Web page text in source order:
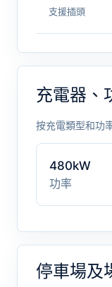
支援插頭
充電器、
按充電類型和功
480kW
功率
停車場及